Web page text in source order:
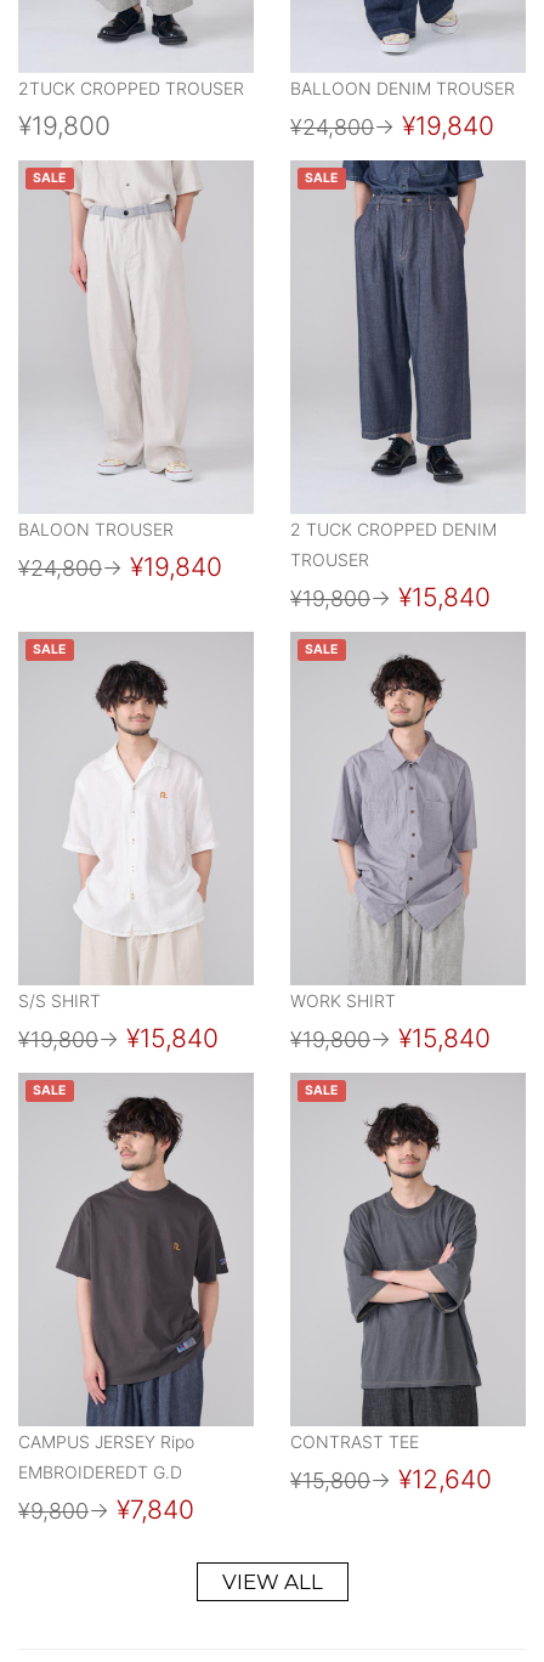
2TUCK CROPPED TROUSER
¥19,800
BALLOON DENIM TROUSER
¥24,800→ ¥19,840
SALE
BALOON TROUSER
¥24,800→ ¥19,840
SALE
2 TUCK CROPPED DENIM
TROUSER
¥19,800→ ¥15,840
SALE
S/S SHIRT
¥19,800→ ¥15,840
SALE
WORK SHIRT
¥19,800→ ¥15,840
SALE
CAMPUS JERSEY Ripo
EMBROIDEREDT G.D
¥9,800→ ¥7,840
SALE
CONTRAST TEE
¥15,800→ ¥12,640
VIEW ALL